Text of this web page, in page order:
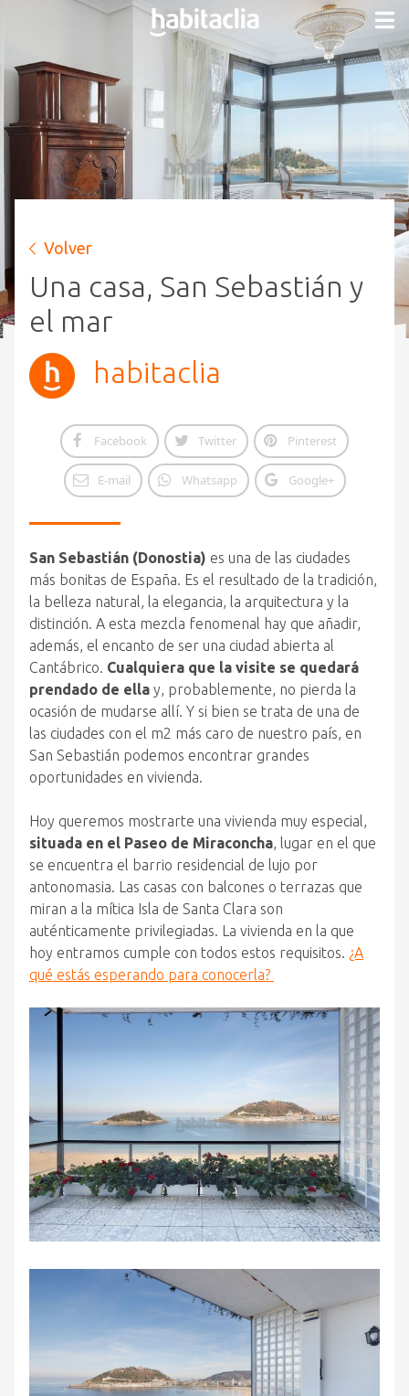
Volver
Una casa, San Sebastián y
el mar
habitaclia
Facebook Twitter Pinterest
E-mail Whatsapp Google+
San Sebastián (Donostia) es una de las ciudades
más bonitas de España. Es el resultado de la tradición,
la belleza natural, la elegancia, la arquitectura y la
distinción. A esta mezcla fenomenal hay que añadir,
además, el encanto de ser una ciudad abierta al
Cantábrico. Cualquiera que la visite se quedará
prendado de ella y, probablemente, no pierda la
ocasión de mudarse allí. Y si bien se trata de una de
las ciudades con el m2 más caro de nuestro país, en
San Sebastián podemos encontrar grandes
oportunidades en vivienda.
Hoy queremos mostrarte una vivienda muy especial,
situada en el Paseo de Miraconcha, lugar en el que
se encuentra el barrio residencial de lujo por
antonomasia. Las casas con balcones o terrazas que
miran a la mítica Isla de Santa Clara son
auténticamente privilegiadas. La vivienda en la que
hoy entramos cumple con todos estos requisitos. ¿A
qué estás esperando para conocerla?